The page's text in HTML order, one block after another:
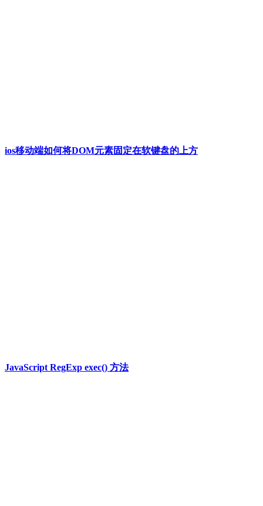
ios移动端如何将DOM元素固定在软键盘的上方
JavaScript RegExp exec() 方法